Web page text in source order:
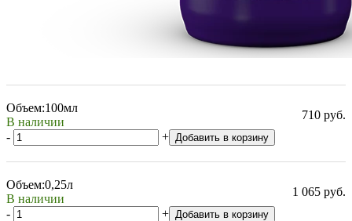
Объем:100мл
В наличии
710 руб.
-
+ Добавить в корзину
Объем:0,25л
В наличии
1 065 руб.
-
+ Добавить в корзину